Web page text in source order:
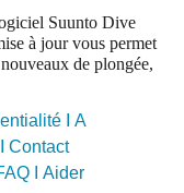
Suunto Dive
à jour vous permet
de plongée,
I A
Contact
I Aider